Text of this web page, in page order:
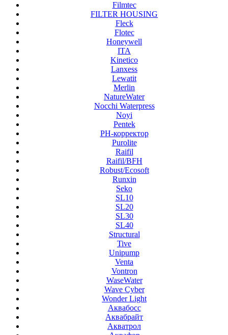
Filmtec
FILTER HOUSING
Fleck
Flotec
Honeywell
ITA
Kinetico
Lanxess
Lewatit
Merlin
NatureWater
Nocchi Waterpress
Noyi
Pentek
PH-корректор
Purolite
Raifil
Raifil/BFH
Robust/Ecosoft
Runxin
Seko
SL10
SL20
SL30
SL40
Structural
Tive
Unipump
Venta
Vontron
WaseWater
Wave Cyber
Wonder Light
Аквабосс
Аквабрайт
Акватрол